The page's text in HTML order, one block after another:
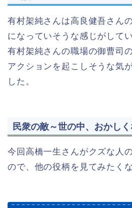
有村架純さんは高良健吾さん
になっていそうな感じがして
有村架純さんの職場の御曹司
アクションを起こしそうな気
した。
民衆の敵～世の中、おかし
今回高橋一生さんがクズな人
ので、他の役柄を見てみたく